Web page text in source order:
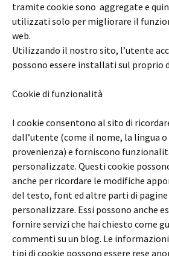
tramite cookie sono aggregate e
utilizzati solo per migliorare il
web.
Utilizzando il nostro sito, l’utente
possono essere installati sul proprio
Cookie di funzionalità
I cookie consentono al sito di
dall’utente (come il nome, la lingua
provenienza) e forniscono
personalizzate. Questi cookie
anche per ricordare le modifiche
del testo, font ed altre parti di pagine
personalizzare. Essi possono anche
fornire servizi che hai chiesto come
commenti su un blog. Le
tipi di cookie possono essere rese